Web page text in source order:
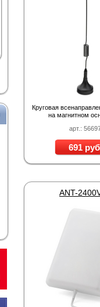
арт.:
Круговая
на магнитном
691
ANT-